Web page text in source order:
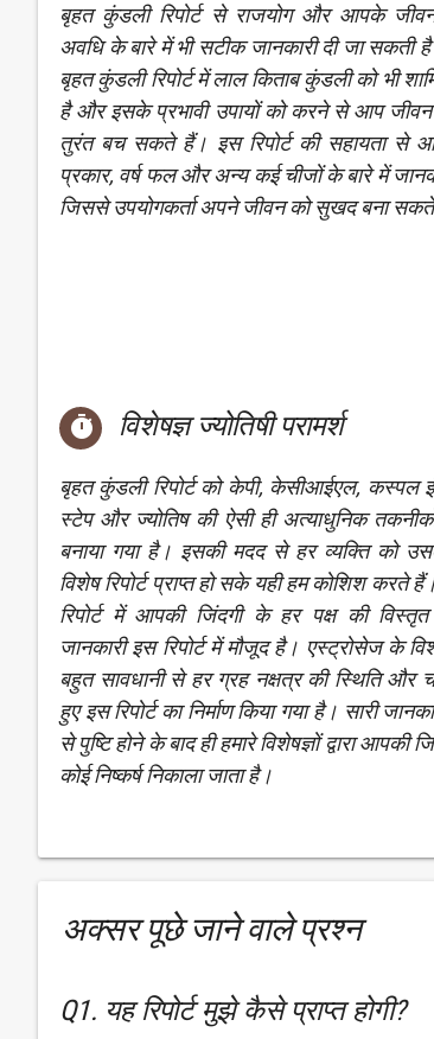
बृहत कुंडली रिपोर्ट से राजयोग और आपके जीवन
अवधि के बारे में भी सटीक जानकारी दी जा सकती
बृहत कुंडली रिपोर्ट में लाल किताब कुंडली को भी
है और इसके प्रभावी उपायों को करने से आप
तुरंत बच सकते हैं। इस रिपोर्ट की सहायता से
प्रकार, वर्ष फल और अन्य कई चीजों के बारे में
जिससे उपयोगकर्ता अपने जीवन को सुखद बना
 विशेषज्ञ ज्योतिषी परामर्श
बृहत कुंडली रिपोर्ट को केपी, केसीआईएल, कस्पल
स्टेप और ज्योतिष की ऐसी ही अत्याधुनिक
बनाया गया है। इसकी मदद से हर व्यक्ति को
विशेष रिपोर्ट प्राप्त हो सके यही हम कोशिश करते
रिपोर्ट में आपकी जिंदगी के हर पक्ष की
जानकारी इस रिपोर्ट में मौजूद है। एस्ट्रोसेज के
बहुत सावधानी से हर ग्रह नक्षत्र की स्थिति और
हुए इस रिपोर्ट का निर्माण किया गया है। सारी
से पुष्टि होने के बाद ही हमारे विशेषज्ञों द्वारा आपकी
कोई निष्कर्ष निकाला जाता है।
अक्सर पूछे जाने वाले प्रश्न
Q1. यह रिपोर्ट मुझे कैसे प्राप्त होगी?